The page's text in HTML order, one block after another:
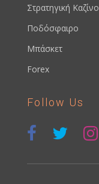
Στρατηγική Καζίνο
Ποδόσφαιρο
Μπάσκετ
Forex
Follow Us